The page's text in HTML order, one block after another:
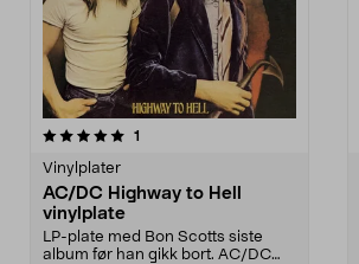
1
Vinylplater
AC/DC Highway to Hell
vinylplate
LP-plate med Bon Scotts siste
album før han gikk bort. AC/DC
0.0 av 5 stjerner